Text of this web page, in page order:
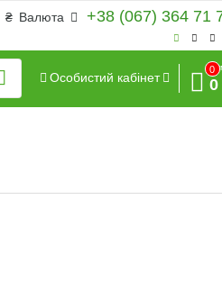
+38 (067) 364 71
₴ Валюта
Особистий кабінет
0
0